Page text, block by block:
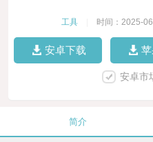
工具 时间：2025-
安卓下载
安卓市
简介